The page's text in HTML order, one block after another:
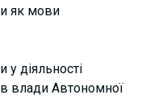
як мови
у діяльності
влади Автономної